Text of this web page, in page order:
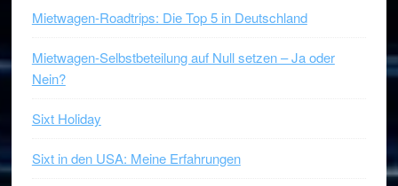
Mietwagen-Roadtrips: Die Top 5 in Deutschland
Mietwagen-Selbstbeteilung auf Null setzen – Ja oder
Nein?
Sixt Holiday
Sixt in den USA: Meine Erfahrungen